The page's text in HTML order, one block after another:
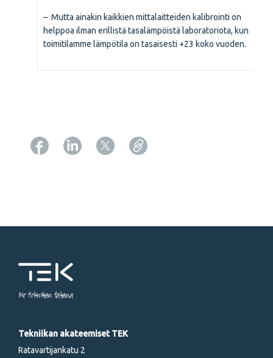
– Mutta ainakin kaikkien mittalaitteiden kalibrointi on
helppoa ilman erillistä tasalämpöistä laboratoriota, kun
toimitilamme lämpötila on tasaisesti +23 koko vuoden.
Me tekniikan takana
Tekniikan akateemiset TEK
Ratavartijankatu 2